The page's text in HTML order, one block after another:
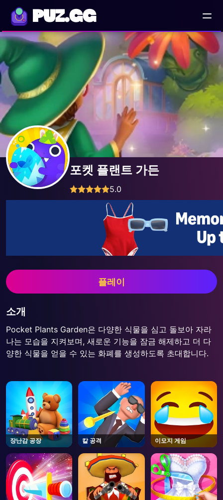
PUZ.GG
포켓 플랜트 가든
5.0
플레이
소개
Pocket Plants Garden은 다양한 식물을 심고 돌보아 자라
나는 모습을 지켜보며, 새로운 기능을 잠금 해제하고 더 다
양한 식물을 얻을 수 있는 화폐를 생성하도록 초대합니다.
장난감 공장 칼 공격 이모지 게임